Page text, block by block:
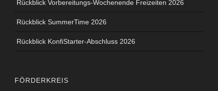
Rückblick Vorbereitungs-Wochenende Freizeiten 2026
Rückblick SummerTime 2026
Rückblick KonfiStarter-Abschluss 2026
FÖRDERKREIS